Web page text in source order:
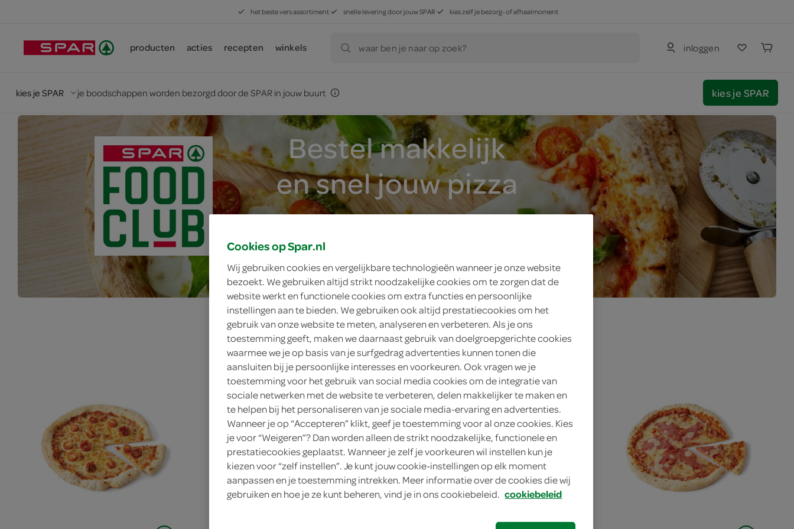
het beste vers assortiment snelle levering door jouw SPAR kies zelf je bezorg- of afhaalmoment
producten acties recepten winkels waar ben je naar op zoek? inloggen
kies je SPAR je boodschappen worden bezorgd door de SPAR in jouw buurt kies je SPAR
Bestel makkelijk
en snel jouw pizza
zoek mijn SPAR
Cookies op Spar.nl
Wij gebruiken cookies en vergelijkbare technologieën wanneer je onze website
bezoekt. We gebruiken altijd strikt noodzakelijke cookies om te zorgen dat de
website werkt en functionele cookies om extra functies en persoonlijke
instellingen aan te bieden. We gebruiken ook altijd prestatiecookies om het
gebruik van onze website te meten, analyseren en verbeteren. Als je ons
toestemming geeft, maken we daarnaast gebruik van doelgroepgerichte cookies
waarmee we je op basis van je surfgedrag advertenties kunnen tonen die
aansluiten bij je persoonlijke interesses en voorkeuren. Ook vragen we je
toestemming voor het gebruik van social media cookies om de integratie van
sociale netwerken met de website te verbeteren, delen makkelijker te maken en
te helpen bij het personaliseren van je sociale media-ervaring en advertenties.
Wanneer je op “Accepteren” klikt, geef je toestemming voor al onze cookies. Kies
je voor “Weigeren”? Dan worden alleen de strikt noodzakelijke, functionele en
prestatiecookies geplaatst. Wanneer je zelf je voorkeuren wil instellen kun je
kiezen voor “zelf instellen”. Je kunt jouw cookie-instellingen op elk moment
aanpassen en je toestemming intrekken. Meer informatie over de cookies die wij
gebruiken en hoe je ze kunt beheren, vind je in ons cookiebeleid. cookiebeleid